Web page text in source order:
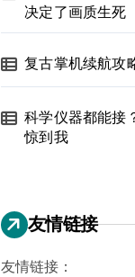
决定了画质生死
复古掌机续航攻
科学仪器都能接
惊到我
友情链接
友情链接：